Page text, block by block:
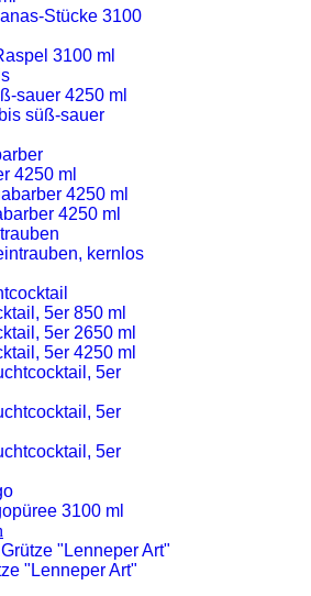
Stücke 3100
3100 ml
sauer 4250 ml
süß-sauer
4250 ml
4250 ml
4250 ml
kernlos
5er 850 ml
5er 2650 ml
5er 4250 ml
5er
5er
5er
3100 ml
"Lenneper Art"
"Lenneper Art"